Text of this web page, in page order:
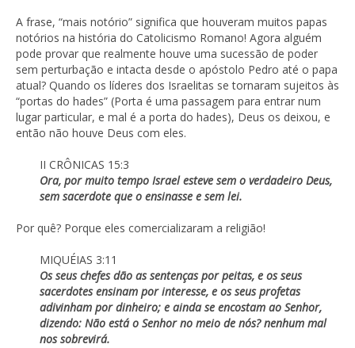
A frase, “mais notório” significa que houveram muitos papas
notórios na história do Catolicismo Romano! Agora alguém
pode provar que realmente houve uma sucessão de poder
sem perturbação e intacta desde o apóstolo Pedro até o papa
atual? Quando os líderes dos Israelitas se tornaram sujeitos às
“portas do hades” (Porta é uma passagem para entrar num
lugar particular, e mal é a porta do hades), Deus os deixou, e
então não houve Deus com eles.
II CRÔNICAS 15:3
Ora, por muito tempo Israel esteve sem o verdadeiro Deus,
sem sacerdote que o ensinasse e sem lei.
Por quê? Porque eles comercializaram a religião!
MIQUÉIAS 3:11
Os seus chefes dão as sentenças por peitas, e os seus
sacerdotes ensinam por interesse, e os seus profetas
adivinham por dinheiro; e ainda se encostam ao Senhor,
dizendo: Não está o Senhor no meio de nós? nenhum mal
nos sobrevirá.